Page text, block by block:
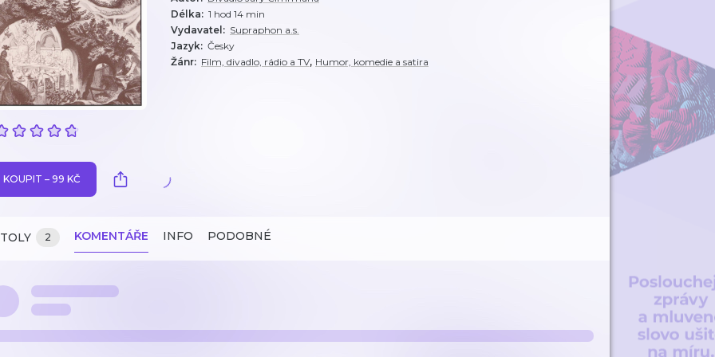
Délka: 1 hod 14 min
Vydavatel : Supraphon a.s.
Jazyk: Česky
Žánr: Film, divadlo, rádio a TV, Humor, komedie a satira
KOUPIT – 99 KČ
2 KOMENTÁŘE INFO PODOBNÉ